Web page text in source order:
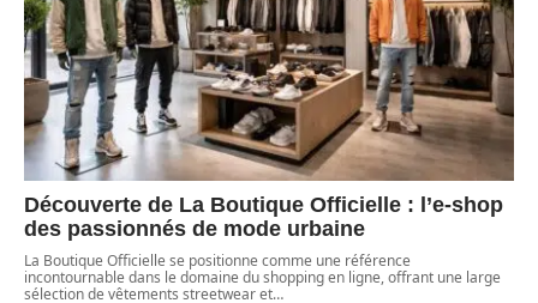
Découverte de La Boutique Officielle : l’e-shop
des passionnés de mode urbaine
La Boutique Officielle se positionne comme une référence
incontournable dans le domaine du shopping en ligne, offrant une large
sélection de vêtements streetwear et…